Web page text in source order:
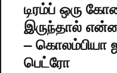
டிரம்ப் ஒரு
இருந்தால்
– கொலம்பியா
பெட்ரோ